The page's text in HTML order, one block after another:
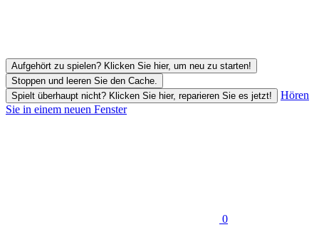
Aufgehört zu spielen? Klicken Sie hier, um neu zu starten!
Stoppen und leeren Sie den Cache.
Spielt überhaupt nicht? Klicken Sie hier, reparieren Sie es jetzt!
Hören
Sie in einem neuen Fenster
0